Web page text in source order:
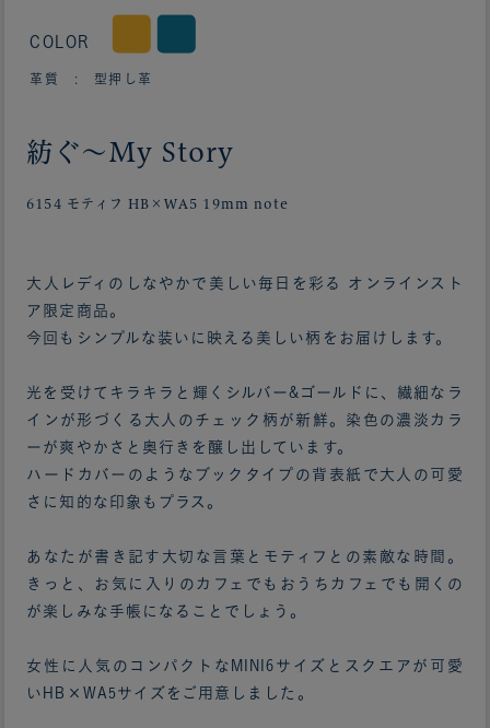
COLOR
革質 : 型押し革
紡ぐ〜My Story
6154 モティフ HB×WA5 19mm note
大人レディのしなやかで美しい毎日を彩る オンラインスト
ア限定商品。
今回もシンプルな装いに映える美しい柄をお届けします。
光を受けてキラキラと輝くシルバー&ゴールドに、繊細なラ
インが形づくる大人のチェック柄が新鮮。染色の濃淡カラ
ーが爽やかさと奥行きを醸し出しています。
ハードカバーのようなブックタイプの背表紙で大人の可愛
さに知的な印象もプラス。
あなたが書き記す大切な言葉とモティフとの素敵な時間。
きっと、お気に入りのカフェでもおうちカフェでも開くの
が楽しみな手帳になることでしょう。
女性に人気のコンパクトなMINI6サイズとスクエアが可愛
いHB×WA5サイズをご用意しました。